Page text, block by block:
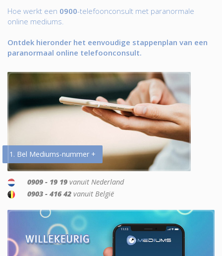
Hoe werkt een 0900-telefoonconsult met paranormale
online mediums.
Ontdek hieronder het eenvoudige stappenplan van een
paranormaal online telefoonconsult.
1. Bel Mediums-nummer +
0909 - 19 19 vanuit Nederland
0903 - 416 42 vanuit België